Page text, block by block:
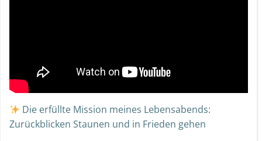
Die erfüllte Mission meines Lebensabends:
Zurückblicken Staunen und in Frieden gehen